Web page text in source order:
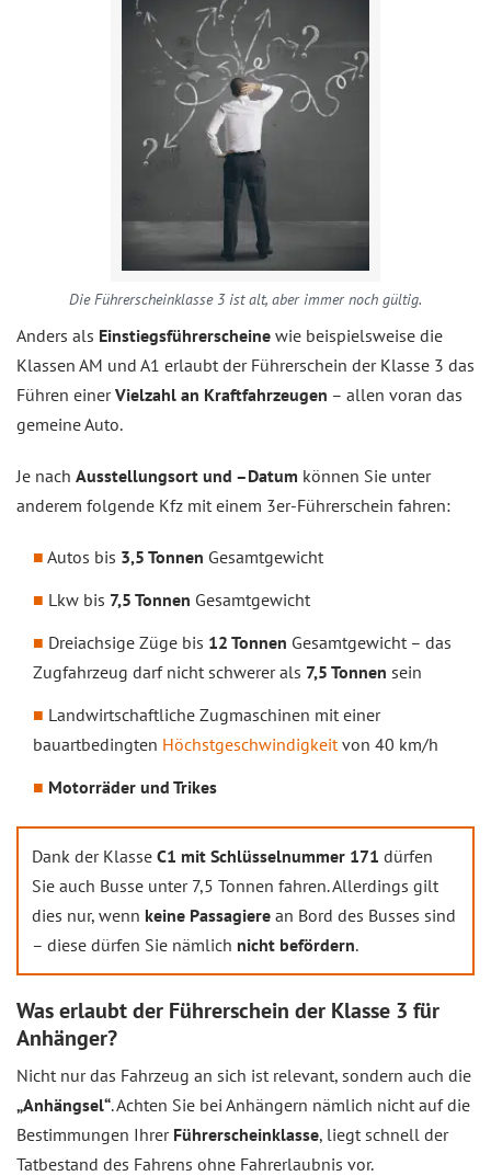
Die Führerscheinklasse 3 ist alt, aber immer noch gültig.
Anders als Einstiegsführerscheine wie beispielsweise die
Klassen AM und A1 erlaubt der Führerschein der Klasse 3 das
Führen einerVielzahl an Kraftfahrzeugen – allen voran das
gemeine Auto.
Je nach Ausstellungsort und –Datum können Sie unter
anderem folgende Kfz mit einem 3er-Führerschein fahren:
Autos bis 3,5 Tonnen Gesamtgewicht
Lkw bis 7,5 Tonnen Gesamtgewicht
Dreiachsige Züge bis 12 Tonnen Gesamtgewicht – das
Zugfahrzeug darf nicht schwerer als 7,5 Tonnen sein
Landwirtschaftliche Zugmaschinen mit einer
bauartbedingten Höchstgeschwindigkeitvon 40 km/h
Motorräder und Trikes
Dank der Klasse C1 mit Schlüsselnummer 171 dürfen
Sie auch Busse unter 7,5 Tonnen fahren. Allerdings gilt
dies nur, wenn keine Passagiere an Bord des Busses sind
– diese dürfen Sie nämlich nicht befördern.
Was erlaubt der Führerschein der Klasse 3 für
Anhänger?
Nicht nur das Fahrzeug an sich ist relevant, sondern auch die
„Anhängsel“. Achten Sie bei Anhängern nämlich nicht auf die
Bestimmungen Ihrer Führerscheinklasse, liegt schnell der
Tatbestand des Fahrens ohne Fahrerlaubnis vor.